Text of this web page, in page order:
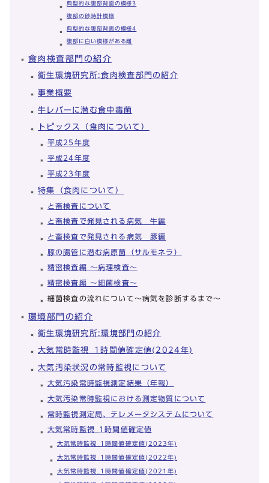
典型的な腹部背面の模様3
腹部の砂時計模様
典型的な腹部背面の模様4
腹部に白い模様がある雌
食肉検査部門の紹介
衛生環境研究所:食肉検査部門の紹介
事業概要
牛レバーに潜む食中毒菌
トピックス（食肉について）
平成25年度
平成24年度
平成23年度
特集（食肉について）
と畜検査について
と畜検査で発見される病気 牛編
と畜検査で発見される病気 豚編
豚の腸管に潜む病原菌（サルモネラ）
精密検査編 ～病理検査～
精密検査編 ～細菌検査～
細菌検査の流れについて～病気を診断するまで～
環境部門の紹介
衛生環境研究所:環境部門の紹介
大気常時監視_1時間値確定値(2024年)
大気汚染状況の常時監視について
大気汚染常時監視測定結果（年報）
大気汚染常時監視における測定物質について
常時監視測定局、テレメータシステムについて
大気常時監視_1時間値確定値
大気常時監視_1時間値確定値(2023年)
大気常時監視_1時間値確定値(2022年)
大気常時監視_1時間値確定値(2021年)